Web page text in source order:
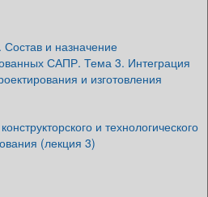
Состав и назначение
САПР. Тема 3. Интеграция
и изготовления
и технологического
(лекция 3)